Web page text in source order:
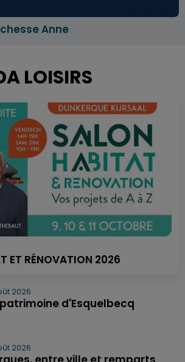
Anne
LOISIRS
ET RÉNOVATION 2026
2026
d'Esquelbecq
2026